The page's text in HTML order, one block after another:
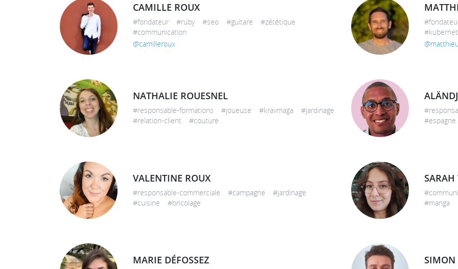
CAMILLE ROUX
#fondateur #ruby #seo #guitare #zététique
#communication
@camilleroux
NATHALIE ROUESNEL
#responsable-formations #joueuse #kravmaga #jardinage
#relation-client #couture
VALENTINE ROUX
#responsable-commerciale #campagne #jardinage
#cuisine #bricolage
SARAH
#manga
MARIE DÉFOSSEZ SIMON